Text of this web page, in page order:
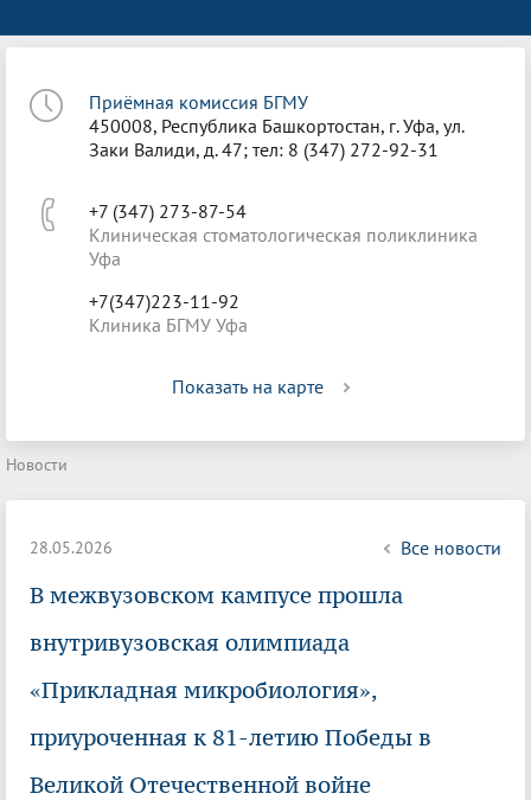
Приёмная комиссия БГМУ
450008, Республика Башкортостан, г. Уфа, ул.
Заки Валиди, д. 47; тел: 8 (347) 272-92-31
+7 (347) 273-87-54
Клиническая стоматологическая поликлиника
Уфа
+7(347)223-11-92
Клиника БГМУ Уфа
Показать на карте
Новости
28.05.2026 Все новости
В межвузовском кампусе прошла
внутривузовская олимпиада
«Прикладная микробиология»,
приуроченная к 81-летию Победы в
Великой Отечественной войне